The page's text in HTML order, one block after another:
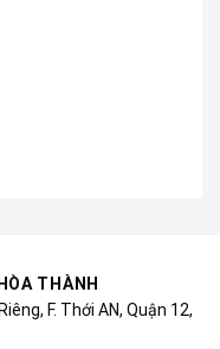
THÀNH
F. Thới AN, Quận 12,